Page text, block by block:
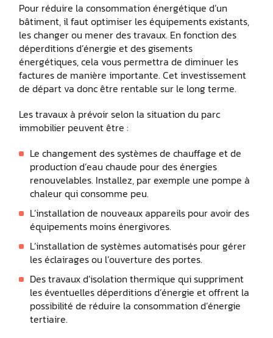
Pour réduire la consommation énergétique d’un
bâtiment, il faut optimiser les équipements existants,
les changer ou mener des travaux. En fonction des
déperditions d’énergie et des gisements
énergétiques, cela vous permettra de diminuer les
factures de manière importante. Cet investissement
de départ va donc être rentable sur le long terme.
Les travaux à prévoir selon la situation du parc
immobilier peuvent être :
Le changement des systèmes de chauffage et de
production d’eau chaude pour des énergies
renouvelables. Installez, par exemple une pompe à
chaleur qui consomme peu.
L’installation de nouveaux appareils pour avoir des
équipements moins énergivores.
L’installation de systèmes automatisés pour gérer
les éclairages ou l’ouverture des portes.
Des travaux d’isolation thermique qui suppriment
les éventuelles déperditions d’énergie et offrent la
possibilité de réduire la consommation d’énergie
tertiaire.